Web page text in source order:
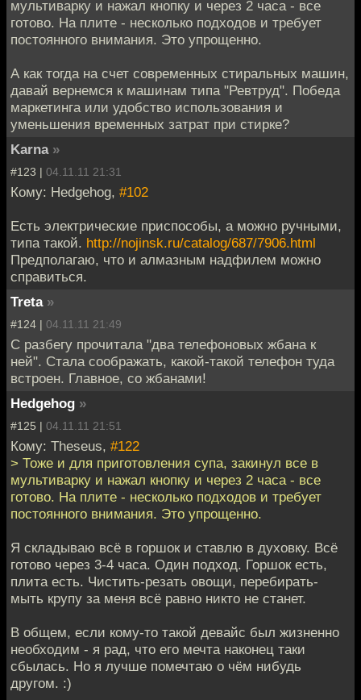
мультиварку и нажал кнопку и через 2 часа - все
готово. На плите - несколько подходов и требует
постоянного внимания. Это упрощенно.
А как тогда на счет современных стиральных машин,
давай вернемся к машинам типа "Ревтруд". Победа
маркетинга или удобство использования и
уменьшения временных затрат при стирке?
Karna »
#123 | 04.11.11 21:31
Кому: Hedgehog, #102
Есть электрические приспособы, а можно ручными,
типа такой. http://nojinsk.ru/catalog/687/7906.html
Предполагаю, что и алмазным надфилем можно
справиться.
Treta »
#124 | 04.11.11 21:49
С разбегу прочитала "два телефоновых жбана к
ней". Стала соображать, какой-такой телефон туда
встроен. Главное, со жбанами!
Hedgehog »
#125 | 04.11.11 21:51
Кому: Theseus, #122
> Тоже и для приготовления супа, закинул все в
мультиварку и нажал кнопку и через 2 часа - все
готово. На плите - несколько подходов и требует
постоянного внимания. Это упрощенно.
Я складываю всё в горшок и ставлю в духовку. Всё
готово через 3-4 часа. Один подход. Горшок есть,
плита есть. Чистить-резать овощи, перебирать-
мыть крупу за меня всё равно никто не станет.
В общем, если кому-то такой девайс был жизненно
необходим - я рад, что его мечта наконец таки
сбылась. Но я лучше помечтаю о чём нибудь
другом. :)